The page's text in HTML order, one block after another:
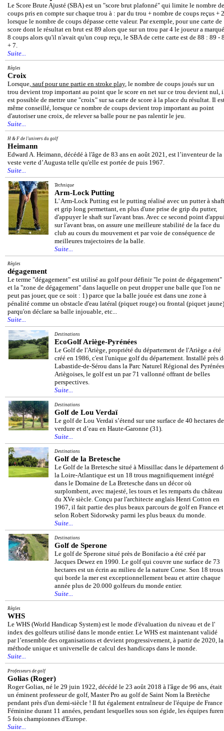
Le Score Brute Ajusté (SBA) est un "score brut plafonné" qui limite le nombre de
coups pris en compte sur chaque trou à : par du trou + nombre de coups reçus + 2
lorsque le nombre de coups dépasse cette valeur. Par exemple, pour une carte de
score dont le résultat en brut est 89 alors que sur un trou par 4 le joueur a marqué
8 coups alors qu'il n'avait qu'un coup reçu, le SBA de cette carte est de 88 : 89 -
+ 7.
Suite...
Règles
Croix
Lorsque, sauf pour une partie en stroke play, le nombre de coups joués sur un
trou devient trop important au point que le score en net sur ce trou devient nul,
est possible de mettre une "croix" sur sa carte de score à la place du résultat. Il
même conseillé, lorsque ce nombre de coups devient trop important au point
d'autoriser une croix, de relever sa balle pour ne pas ralentir le jeu.
Suite...
H & F de l'univers du golf
Heimann
Edward A. Heimann, décédé à l'âge de 83 ans en août 2021, est l’inventeur de la
veste verte d’Augusta telle qu'elle est portée de puis 1967.
Suite...
Technique
Arm-Lock Putting
L' Arm-Lock Putting est le putting réalisé avec un putter à shaft
et grip long permettant, en plus d'une prise de grip du putter,
d'appuyer le shaft sur l'avant bras. Avec ce second point
sur l'avant bras, on assure une meilleure stabilité de la face du
club au cours du mouvement et par voie de conséquence de
meilleures trajectoires de la balle.
Suite...
Règles
dégagement
Le terme "dégagement" est utilisé au golf pour définir "le point de dégagement"
et la "zone de dégagement" dans laquelle on peut dropper une balle que l'on ne
peut pas jouer, que ce soit : 1) parce que la balle jouée est dans une zone à
pénalité comme un obstacle d'eau latéral (piquet rouge) ou frontal (piquet
parqu'on déclare sa balle injouable, etc...
Suite...
Destinations
EcoGolf Ariège-Pyrénées
Le Golf de l'Ariège, propriété du département de l'Ariège a été
créé en 1986, c'est l'unique golf du département. Installé près
Labastide-de-Sérou dans la Parc Naturel Régional des Pyrénées
Ariègoises, le golf est un par 71 vallonné offrant de belles
perspectives.
Suite...
Destinations
Golf de Lou Verdaï
Le golf de Lou Verdaï s’étend sur une surface de 40 hectares de
verdure et d’eau en Haute-Garonne (31).
Suite...
Destinations
Golf de la Bretesche
Le Golf de la Bretesche situé à Missillac dans le département
la Loire-Atlantique est un 18 trous magnifiquement intégré
dans le Domaine de La Bretesche dans un décor où
surplombent, avec majesté, les tours et les remparts du château
du XVe siècle. Conçu par l'architecte anglais Henri Cotton en
1967, il fait partie des plus beaux parcours de golf en France et
selon Robert Sidorwsky parmi les plus beaux du monde.
Suite...
Destinations
Golf de Sperone
Le golf de Sperone situé près de Bonifacio a été créé par
Jacques Dewez en 1990. Le golf qui couvre une surface de 73
hectares est un écrin au milieu de la nature Corse. Son 18 trous
qui borde la mer est exceptionnellement beau et attire chaque
année plus de 20.000 golfeurs du monde entier.
Suite...
Règles
WHS
Le WHS (World Handicap System) est le mode d'évaluation du niveau et de l'
index des golfeurs utilisé dans le monde entier. Le WHS est maintenant validé
par l’ensemble des organisations et devient progressivement, à partir de 2020, la
méthode unique et universelle de calcul des handicaps dans le monde.
Suite...
Professeurs de golf
Golias (Roger)
Roger Golias, né le 29 juin 1922, décédé le 23 août 2018 à l'âge de 96 ans, était
un éminent professeur de golf, Master Pro au golf de Saint Nom la Bretèche
pendant près d'un demi-siècle ! Il fut également entraîneur de l'équipe de France
Féminine durant 11 années, pendant lesquelles sous son égide, les équipes
5 fois championnes d'Europe.
Suite...